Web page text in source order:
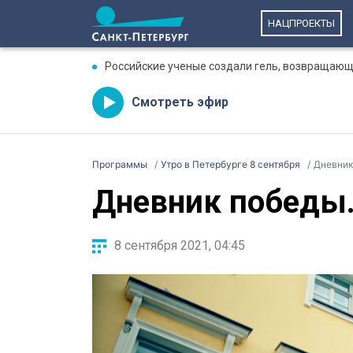
НАЦПРОЕКТЫ
Российские ученые создали гель,
Смотреть эфир
Программы Утро в Петербурге 8 сентября
Дневник
8 сентября 2021, 04:45